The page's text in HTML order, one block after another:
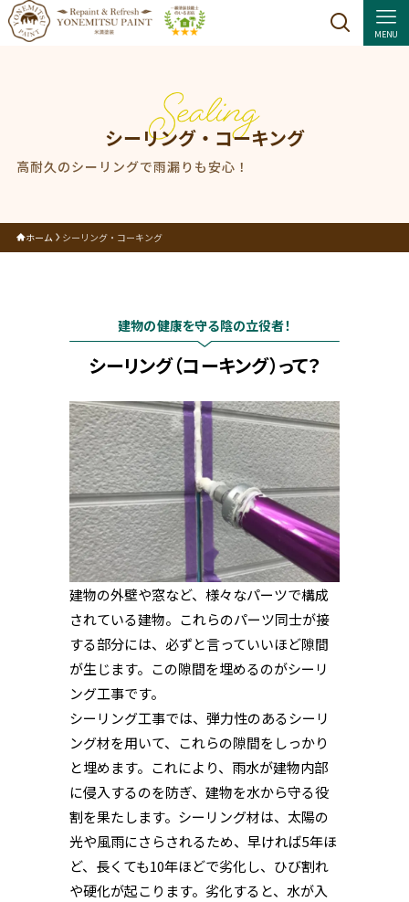
MENU
シーリング・コーキング
高耐久のシーリングで雨漏りも安心！
ホーム シーリング・コーキング
建物の健康を守る陰の立役者！
シーリング（コーキング）って？
建物の外壁や窓など、様々なパーツで構成
されている建物。これらのパーツ同士が接
する部分には、必ずと言っていいほど隙間
が生じます。この隙間を埋めるのがシーリ
ング工事です。
シーリング工事では、弾力性のあるシーリ
ング材を用いて、これらの隙間をしっかり
と埋めます。これにより、雨水が建物内部
に侵入するのを防ぎ、建物を水から守る役
割を果たします。シーリング材は、太陽の
光や風雨にさらされるため、早ければ5年ほ
ど、長くても10年ほどで劣化し、ひび割れ
や硬化が起こります。劣化すると、水が入